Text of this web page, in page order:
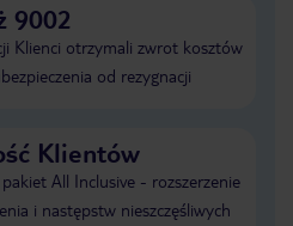
9002
Klienci otrzymali zwrot kosztów
od rezygnacji
Klientów
All Inclusive - rozszerzenie
i następstw nieszczęśliwych